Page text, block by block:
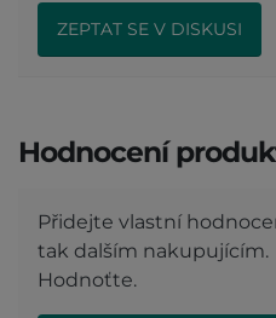
ZEPTAT SE V DISKUSI
Hodnocení
Přidejte vlastní
tak dalším nakupujícím.
Hodnoťte.